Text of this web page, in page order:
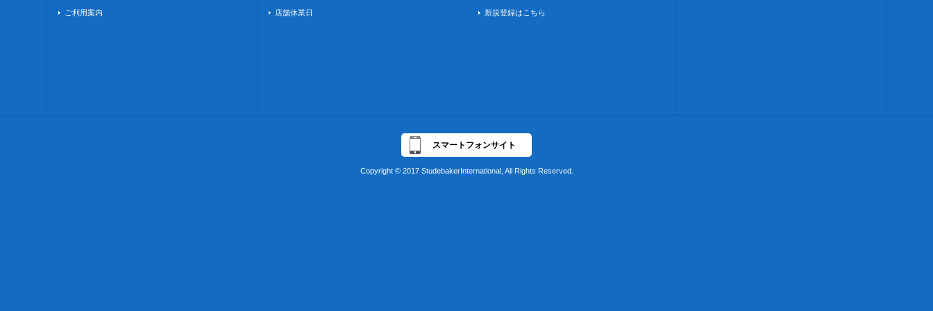
ご利用案内 店舗休業日 新規登録はこちら
スマートフォンサイト
Copyright © 2017 StudebakerInternational, All Rights Reserved.